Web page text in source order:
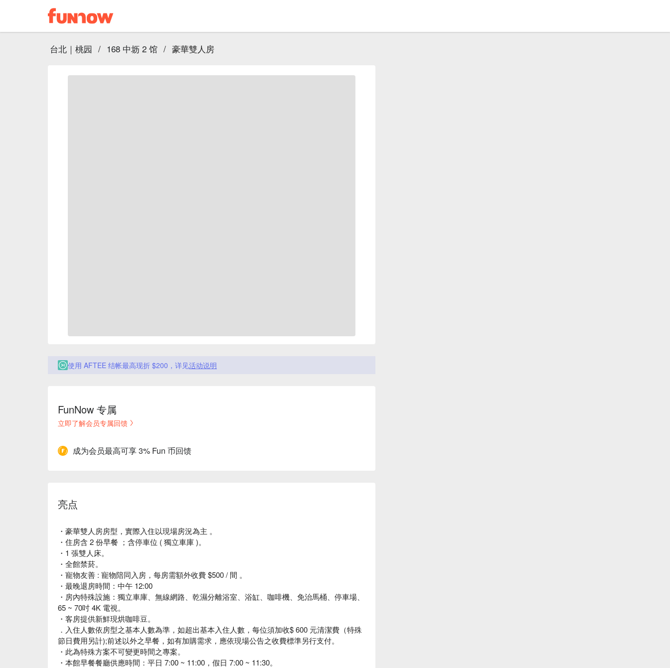
台北｜桃园 / 168 中坜 2 馆 / 豪華雙人房
使用 AFTEE 结帐最高现折 $200，详见活动说明
FunNow 专属
立即了解会员专属回馈
成为会员最高可享 3% Fun 币回馈
亮点
・豪華雙人房房型，實際入住以現場房況為主 。
・住房含 2 份早餐 ；含停車位 ( 獨立車庫 )。
・1 張雙人床。
・全館禁菸。
・寵物友善 : 寵物陪同入房，每房需額外收費 $500 / 間 。
・最晚退房時間：中午 12:00
・房內特殊設施：獨立車庫、無線網路、乾濕分離浴室、浴缸、咖啡機、免治馬桶、停車場、
65 ~ 70吋 4K 電視。
・客房提供新鮮現烘咖啡豆。
．入住人數依房型之基本人數為準，如超出基本入住人數，每位須加收$ 600 元清潔費（特殊
節日費用另計);前述以外之早餐，如有加購需求，應依現場公告之收費標準另行支付。
・此為特殊方案不可變更時間之專案。
・本館早餐餐廳供應時間：平日 7:00 ~ 11:00，假日 7:00 ~ 11:30。